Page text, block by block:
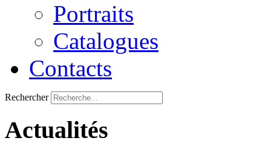
Portraits
Catalogues
Contacts
Rechercher
Actualités